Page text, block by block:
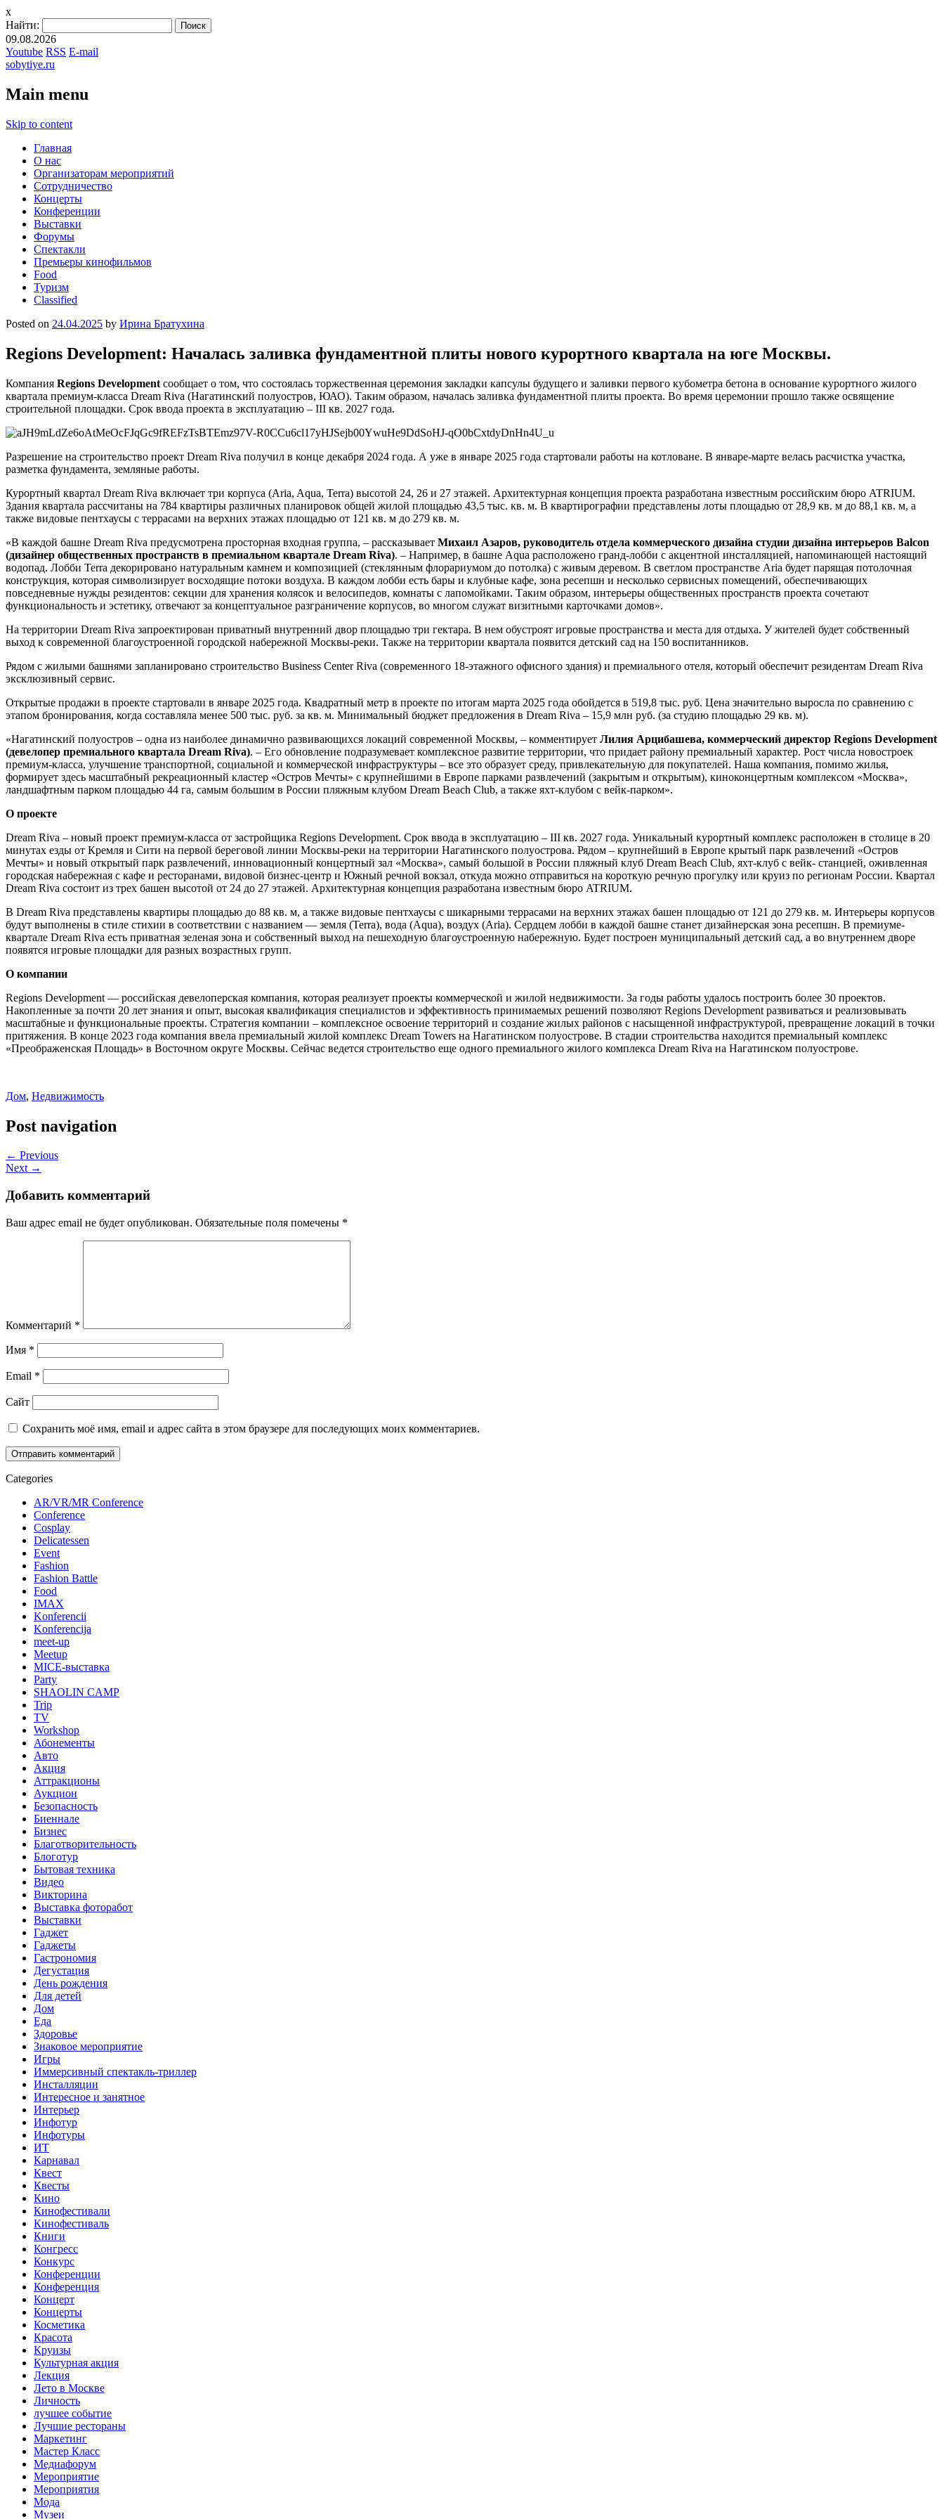
x
Найти:
09.08.2026
Youtube RSS E-mail
sobytiye.ru
Main menu
Skip to content
Главная
О нас
Организаторам мероприятий
Сотрудничество
Концерты
Конференции
Выставки
Форумы
Спектакли
Премьеры кинофильмов
Food
Туризм
Сlassified
Posted on 24.04.2025 by Ирина Братухина
Regions Development: Началась заливка фундаментной плиты нового курортного квартала на юге Москвы.
Компания Regions Development сообщает о том, что состоялась торжественная церемония закладки капсулы будущего и заливки первого кубометра бетона в основание курортного жилого
квартала премиум-класса Dream Riva (Нагатинский полуостров, ЮАО). Таким образом, началась заливка фундаментной плиты проекта. Во время церемонии прошло также освящение
строительной площадки. Срок ввода проекта в эксплуатацию – III кв. 2027 года.
Разрешение на строительство проект Dream Riva получил в конце декабря 2024 года. А уже в январе 2025 года стартовали работы на котловане. В январе-марте велась расчистка участка,
разметка фундамента, земляные работы.
Курортный квартал Dream Riva включает три корпуса (Aria, Aqua, Terra) высотой 24, 26 и 27 этажей. Архитектурная концепция проекта разработана известным российским бюро ATRIUM.
Здания квартала рассчитаны на 784 квартиры различных планировок общей жилой площадью 43,5 тыс. кв. м. В квартирографии представлены лоты площадью от 28,9 кв. м до 88,1 кв. м, а
также видовые пентхаусы с террасами на верхних этажах площадью от 121 кв. м до 279 кв. м.
«В каждой башне Dream Riva предусмотрена просторная входная группа, – рассказывает Михаил Азаров, руководитель отдела коммерческого дизайна студии дизайна интерьеров Balcon
(дизайнер общественных пространств в премиальном квартале Dream Riva). – Например, в башне Aqua расположено гранд-лобби с акцентной инсталляцией, напоминающей настоящий
водопад. Лобби Terra декорировано натуральным камнем и композицией (стеклянным флорариумом до потолка) с живым деревом. В светлом пространстве Aria будет парящая потолочная
конструкция, которая символизирует восходящие потоки воздуха. В каждом лобби есть бары и клубные кафе, зона ресепшн и несколько сервисных помещений, обеспечивающих
повседневные нужды резидентов: секции для хранения колясок и велосипедов, комнаты с лапомойками. Таким образом, интерьеры общественных пространств проекта сочетают
функциональность и эстетику, отвечают за концептуальное разграничение корпусов, во многом служат визитными карточками домов».
На территории Dream Riva запроектирован приватный внутренний двор площадью три гектара. В нем обустроят игровые пространства и места для отдыха. У жителей будет собственный
выход к современной благоустроенной городской набережной Москвы-реки. Также на территории квартала появится детский сад на 150 воспитанников.
Рядом с жилыми башнями запланировано строительство Business Center Riva (современного 18-этажного офисного здания) и премиального отеля, который обеспечит резидентам Dream Riva
эксклюзивный сервис.
Открытые продажи в проекте стартовали в январе 2025 года. Квадратный метр в проекте по итогам марта 2025 года обойдется в 519,8 тыс. руб. Цена значительно выросла по сравнению с
этапом бронирования, когда составляла менее 500 тыс. руб. за кв. м. Минимальный бюджет предложения в Dream Riva – 15,9 млн руб. (за студию площадью 29 кв. м).
«Нагатинский полуостров – одна из наиболее динамично развивающихся локаций современной Москвы, – комментирует Лилия Арцибашева, коммерческий директор Regions Development
(девелопер премиального квартала Dream Riva). – Его обновление подразумевает комплексное развитие территории, что придает району премиальный характер. Рост числа новостроек
премиум-класса, улучшение транспортной, социальной и коммерческой инфраструктуры – все это образует среду, привлекательную для покупателей. Наша компания, помимо жилья,
формирует здесь масштабный рекреационный кластер «Остров Мечты» с крупнейшими в Европе парками развлечений (закрытым и открытым), киноконцертным комплексом «Москва»,
ландшафтным парком площадью 44 га, самым большим в России пляжным клубом Dream Beach Club, а также яхт-клубом с вейк-парком».
О проекте
Dream Riva – новый проект премиум-класса от застройщика Regions Development. Срок ввода в эксплуатацию – III кв. 2027 года. Уникальный курортный комплекс расположен в столице в 20
минутах езды от Кремля и Сити на первой береговой линии Москвы-реки на территории Нагатинского полуострова. Рядом – крупнейший в Европе крытый парк развлечений «Остров
Мечты» и новый открытый парк развлечений, инновационный концертный зал «Москва», самый большой в России пляжный клуб Dream Beach Club, яхт-клуб с вейк- станцией, оживленная
городская набережная с кафе и ресторанами, видовой бизнес-центр и Южный речной вокзал, откуда можно отправиться на короткую речную прогулку или круиз по регионам России. Квартал
Dream Riva состоит из трех башен высотой от 24 до 27 этажей. Архитектурная концепция разработана известным бюро ATRIUM.
В Dream Riva представлены квартиры площадью до 88 кв. м, а также видовые пентхаусы с шикарными террасами на верхних этажах башен площадью от 121 до 279 кв. м. Интерьеры корпусов
будут выполнены в стиле стихии в соответствии с названием — земля (Terra), вода (Aqua), воздух (Aria). Сердцем лобби в каждой башне станет дизайнерская зона ресепшн. В премиуме-
квартале Dream Riva есть приватная зеленая зона и собственный выход на пешеходную благоустроенную набережную. Будет построен муниципальный детский сад, а во внутреннем дворе
появятся игровые площадки для разных возрастных групп.
О компании
Regions Development — российская девелоперская компания, которая реализует проекты коммерческой и жилой недвижимости. За годы работы удалось построить более 30 проектов.
Накопленные за почти 20 лет знания и опыт, высокая квалификация специалистов и эффективность принимаемых решений позволяют Regions Development развиваться и реализовывать
масштабные и функциональные проекты. Стратегия компании – комплексное освоение территорий и создание жилых районов с насыщенной инфраструктурой, превращение локаций в точки
притяжения. В конце 2023 года компания ввела премиальный жилой комплекс Dream Towers на Нагатинском полуострове. В стадии строительства находится премиальный комплекс
«Преображенская Площадь» в Восточном округе Москвы. Сейчас ведется строительство еще одного премиального жилого комплекса Dream Riva на Нагатинском полуострове.
Дом, Недвижимость
Post navigation
← Previous
Next →
Добавить комментарий
Ваш адрес email не будет опубликован. Обязательные поля помечены *
Комментарий *
Имя *
Email *
Сайт
Сохранить моё имя, email и адрес сайта в этом браузере для последующих моих комментариев.
Categories
AR/VR/MR Conference
Conference
Cosplay
Delicatessen
Event
Fashion
Fashion Battle
Food
IMAX
Konferencii
Konferencija
meet-up
Meetup
MICE-выставка
Party
SHAOLIN CAMP
Trip
TV
Workshop
Абонементы
Авто
Акция
Аттракционы
Аукцион
Безопасность
Биеннале
Бизнес
Благотворительность
Блоготур
Бытовая техника
Видео
Викторина
Выставка фоторабот
Выставки
Гаджет
Гаджеты
Гастрономия
Дегустация
День рождения
Для детей
Дом
Еда
Здоровье
Знаковое мероприятие
Игры
Иммерсивный спектакль-триллер
Инсталляции
Интересное и занятное
Интерьер
Инфотур
Инфотуры
ИТ
Карнавал
Квест
Квесты
Кино
Кинофестивали
Кинофестиваль
Книги
Конгресс
Конкурс
Конференции
Конференция
Концерт
Концерты
Косметика
Красота
Круизы
Культурная акция
Лекция
Лето в Москве
Личность
лучшее событие
Лучшие рестораны
Маркетинг
Мастер Класс
Медиафорум
Мероприятие
Мероприятия
Мода
Музеи